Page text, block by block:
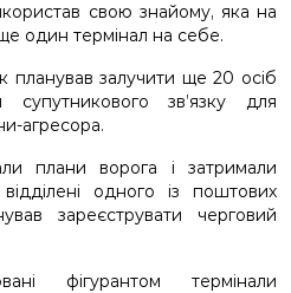
свою знайому, яка на
один термінал на себе.
залучити ще 20 осіб
супутникового зв’язку для
агресора.
плани ворога і затримали
одного із поштових
зареєструвати черговий
фігурантом термінали